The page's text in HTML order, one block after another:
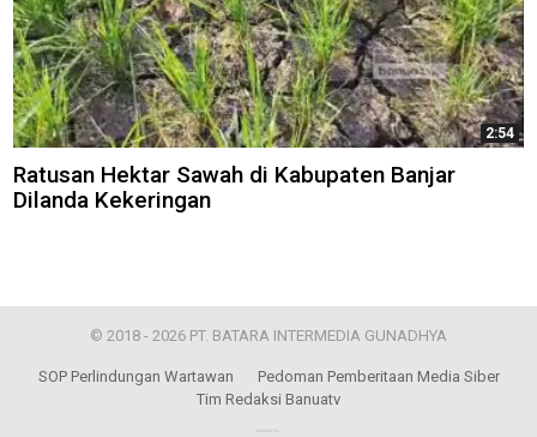
2:54
Ratusan Hektar Sawah di Kabupaten Banjar
Dilanda Kekeringan
© 2018 - 2026 PT. BATARA INTERMEDIA GUNADHYA
SOP Perlindungan Wartawan
Pedoman Pemberitaan Media Siber
Tim Redaksi Banuatv